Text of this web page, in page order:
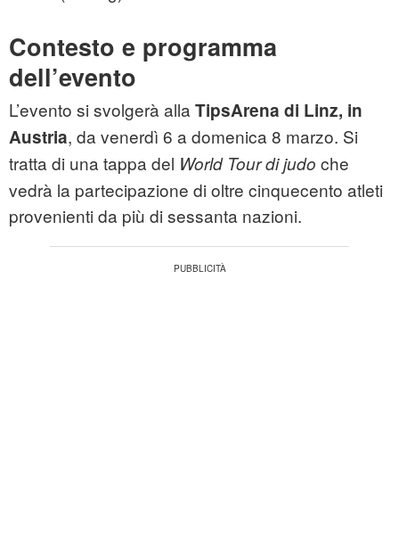
Contesto e programma
dell’evento
L’evento si svolgerà alla TipsArena di Linz, in
Austria, da venerdì 6 a domenica 8 marzo. Si
tratta di una tappa del World Tour di judo che
vedrà la partecipazione di oltre cinquecento atleti
provenienti da più di sessanta nazioni.